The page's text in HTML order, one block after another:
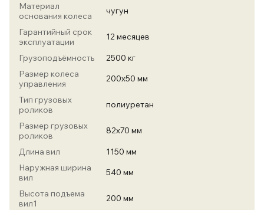
Материал
основания колеса
чугун
Гарантийный срок
эксплуатации
12 месяцев
Грузоподъёмность
2500 кг
Размер колеса
управления
200х50 мм
Тип грузовых
роликов
полиуретан
Размер грузовых
роликов
82х70 мм
Длина вил
1150 мм
Наружная ширина
вил
540 мм
Высота подъема
вил1
200 мм